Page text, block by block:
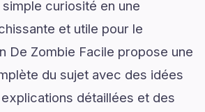
curiosité en une
et utile pour le
De Zombie Facile propose une
du sujet avec des idées
détaillées et des